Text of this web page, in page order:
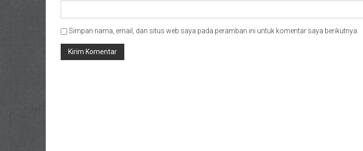
Simpan nama, email, dan situs web saya pada peramban ini untuk komentar saya berikutnya.